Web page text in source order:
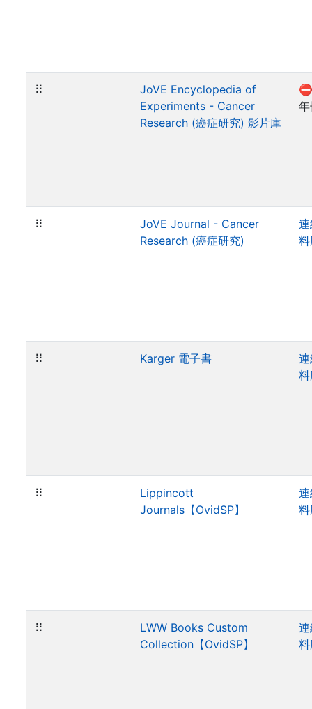
⠿
JoVE Encyclopedia of
Experiments - Cancer
Research (癌症研究) 影片庫
⠿
JoVE Journal - Cancer
Research (癌症研究)
⠿ Karger 電子書
⠿
Lippincott
Journals【OvidSP】
⠿
LWW Books Custom
Collection【OvidSP】